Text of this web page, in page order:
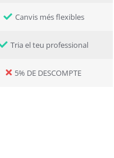
Canvis més flexibles
Tria el teu professional
5% DE DESCOMPTE